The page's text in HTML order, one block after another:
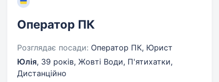
Оператор ПК
Розглядає посади: Оператор ПК, Юрист
Юлія, 39 років, Жовті Води, П'ятихатки,
Дистанційно